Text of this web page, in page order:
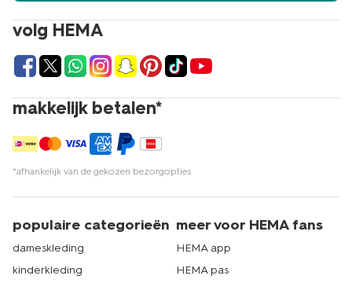
volg HEMA
makkelijk betalen*
*afhankelijk van de gekozen bezorgopties
populaire categorieën
dameskleding
kinderkleding
meer voor HEMA fans
HEMA app
HEMA pas